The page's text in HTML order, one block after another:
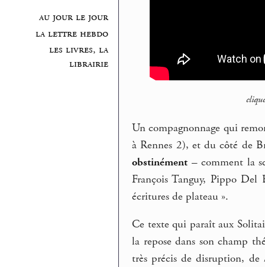
au jour le jour
la lettre hebdo
les livres, la
librairie
Un compagnonnage qui
à Rennes 2), et du côté de
obstinément – comment la
François Tanguy, Pippo Del
écritures de plateau ».
Ce texte qui paraît aux
la repose dans son champ
très précis de disruption, de